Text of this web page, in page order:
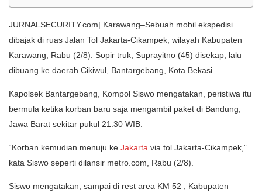
JURNALSECURITY.com| Karawang–Sebuah mobil ekspedisi
dibajak di ruas Jalan Tol Jakarta-Cikampek, wilayah Kabupaten
Karawang, Rabu (2/8). Sopir truk, Suprayitno (45) disekap, lalu
dibuang ke daerah Cikiwul, Bantargebang, Kota Bekasi.
Kapolsek Bantargebang, Kompol Siswo mengatakan, peristiwa itu
bermula ketika korban baru saja mengambil paket di Bandung,
Jawa Barat sekitar pukul 21.30 WIB.
“Korban kemudian menuju ke Jakarta via tol Jakarta-Cikampek,”
kata Siswo seperti dilansir metro.com, Rabu (2/8).
Siswo mengatakan, sampai di rest area KM 52 , Kabupaten